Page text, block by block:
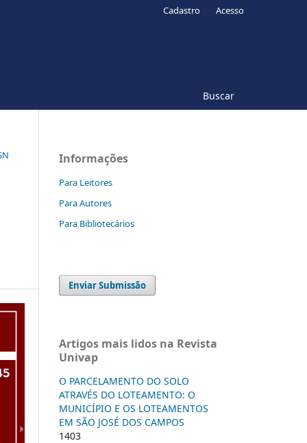
Buscar
Cadastro Acesso
Informações
Para Leitores
Para Autores
Para Bibliotecários
Enviar Submissão
Artigos mais lidos na Revista
Univap
O PARCELAMENTO DO SOLO
ATRAVÉS DO LOTEAMENTO: O
MUNICÍPIO E OS LOTEAMENTOS
EM SÃO JOSÉ DOS CAMPOS
1403